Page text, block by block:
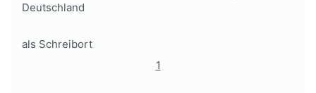
Deutschland
als Schreibort
1